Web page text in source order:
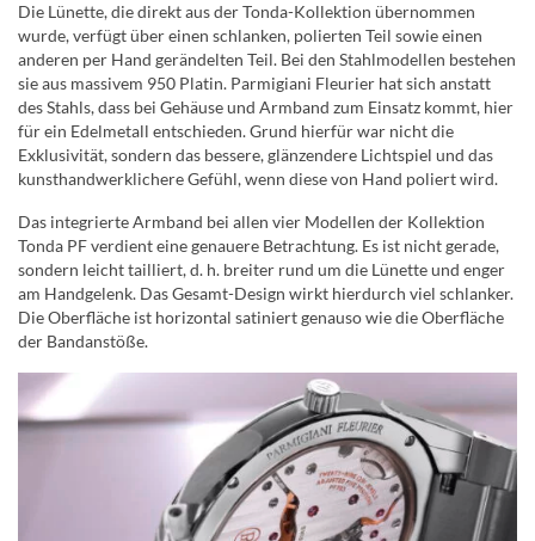
Die Lünette, die direkt aus der Tonda-Kollektion übernommen
wurde, verfügt über einen schlanken, polierten Teil sowie einen
anderen per Hand gerändelten Teil. Bei den Stahlmodellen bestehen
sie aus massivem 950 Platin. Parmigiani Fleurier hat sich anstatt
des Stahls, dass bei Gehäuse und Armband zum Einsatz kommt, hier
für ein Edelmetall entschieden. Grund hierfür war nicht die
Exklusivität, sondern das bessere, glänzendere Lichtspiel und das
kunsthandwerklichere Gefühl, wenn diese von Hand poliert wird.
Das integrierte Armband bei allen vier Modellen der Kollektion
Tonda PF verdient eine genauere Betrachtung. Es ist nicht gerade,
sondern leicht tailliert, d. h. breiter rund um die Lünette und enger
am Handgelenk. Das Gesamt-Design wirkt hierdurch viel schlanker.
Die Oberfläche ist horizontal satiniert genauso wie die Oberfläche
der Bandanstöße.